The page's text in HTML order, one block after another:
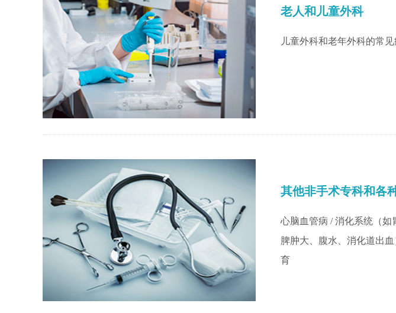
老人和儿童外科
儿童外科和老年外科的常
其他非手术专科和各
心脑血管病 / 消化系统（如
脾肿大、腹水、消化道出
育